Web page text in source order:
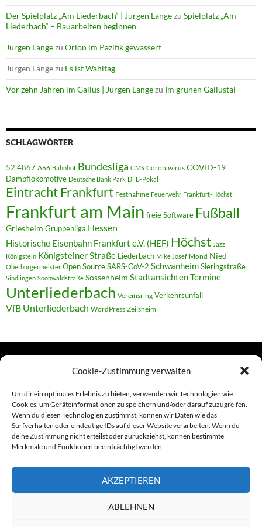
Cookie-Zustimmung verwalten
Um dir ein optimales Erlebnis zu bieten, verwenden wir Technologien wie
Cookies, um Geräteinformationen zu speichern und/oder darauf zuzugreifen.
Wenn du diesen Technologien zustimmst, können wir Daten wie das
Surfverhalten oder eindeutige IDs auf dieser Website verarbeiten. Wenn du
deine Zustimmung nicht erteilst oder zurückziehst, können bestimmte
Merkmale und Funktionen beeinträchtigt werden.
AKZEPTIEREN
ABLEHNEN
Der Spielplatz „Am Liederbach“ | Jürgen Langezu Spielplatz „Am
Liederbach“ – Bauarbeiten beginnen
Jürgen Langezu Orion im Pazifik gewassert
Jürgen Langezu Es ist Wahltag
Vor zehn Jahren im Gallus | Jürgen Langezu Im grünen Gallustal
SCHLAGWÖRTER
52 4867 A66 Bahnhof Bundesliga CMS Coronavirus COVID-19
Dampflokomotive Deutsche Bank Park DFB-Pokal
Eintracht Frankfurt Festnahme Feuerwehr Frankfurt-Höchst
Frankfurt am Main freie Software Fußball
Griesheim Gruppenliga Hessen
Historische Eisenbahn Frankfurt e.V. (HEF) Höchst Jazz
Königstein Königsteiner Straße Liederbach Mike Josef Mond Nied
Oberbürgermeister Open SourceSARS-CoV-2 SchwanheimSieringstraße
Sindlingen Soonwaldstraße Sossenheim StadtansichtenTermine
Unterliederbach Vereinsring Verkehrsunfall
VfB Unterliederbach WordPress Zeilsheim
Links
Amiga (alt in Seite)
Amiga-News
Foto-Spaziergänge (Mainzauber)